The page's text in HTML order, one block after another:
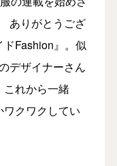
ありがとうござ
Fashion』。似
ザイナーさん
れから一緒
クワクしてい